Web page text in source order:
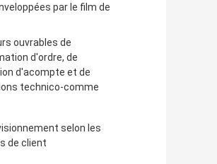
par le film de
ouvrables de
d'ordre, de
d'acompte et de
technico-comme
selon les
de client